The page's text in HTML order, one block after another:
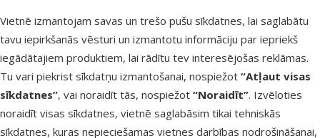
Vietnē izmantojam savas un trešo pušu sīkdatnes, lai saglabātu
tavu iepirkšanās vēsturi un izmantotu informāciju par iepriekš
iegādātajiem produktiem, lai rādītu tev interesējošas reklāmas.
Tu vari piekrist sīkdatņu izmantošanai, nospiežot “Atļaut visas
sīkdatnes”, vai noraidīt tās, nospiežot “Noraidīt”. Izvēloties
noraidīt visas sīkdatnes, vietnē saglabāsim tikai tehniskās
sīkdatnes, kuras nepieciešamas vietnes darbības nodrošināšanai,
Cena
63,98 €
100 g: 0,5 €
💛
Izdevīgi 🛍️
Noliktavā
Bezmaksas